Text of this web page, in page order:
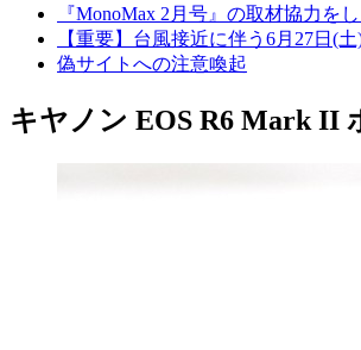
『MonoMax 2月号』の取材協力をし
【重要】台風接近に伴う6月27日(
偽サイトへの注意喚起
キヤノン EOS R6 Mark II